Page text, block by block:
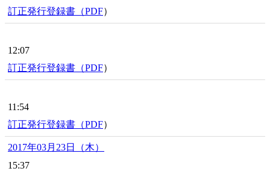
訂正発行登録書（PDF）
12:07
訂正発行登録書（PDF）
11:54
訂正発行登録書（PDF）
2017年03月23日（木）
15:37